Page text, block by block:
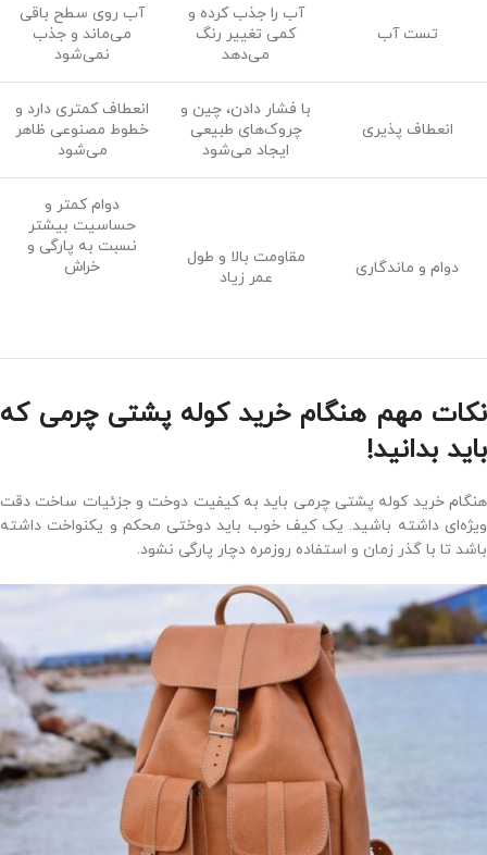
تست آب
آب را جذب کرده و
کمی تغییر رنگ
می‌دهد
آب روی سطح باقی
می‌ماند و جذب
نمی‌شود
انعطاف پذیری
با فشار دادن، چین و
چروک‌های طبیعی
ایجاد می‌شود
انعطاف کمتری دارد و
خطوط مصنوعی ظاهر
می‌شود
دوام و ماندگاری
مقاومت بالا و طول
عمر زیاد
دوام کمتر و
حساسیت بیشتر
نسبت به پارگی و
خراش
نکات مهم هنگام خرید کوله پشتی چرمی که
باید بدانید!
هنگام خرید کوله پشتی چرمی باید به کیفیت دوخت و جزئیات ساخت دقت
ویژه‌ای داشته باشید. یک کیف خوب باید دوختی محکم و یکنواخت داشته
باشد تا با گذر زمان و استفاده روزمره دچار پارگی نشود.